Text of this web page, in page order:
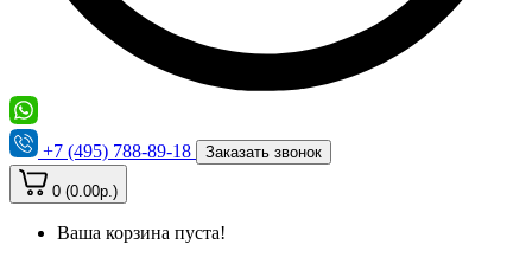
+7 (495) 788-89-18 Заказать звонок
0 (0.00р.)
Ваша корзина пуста!